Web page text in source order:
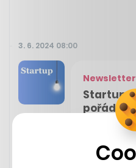
3. 6. 2024 08:00
Newsletter
pořád
Odebírat